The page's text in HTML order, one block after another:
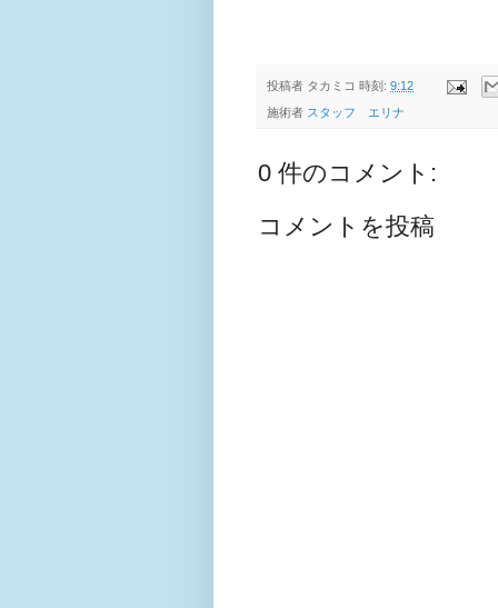
投稿者 タカミコ 時刻: 9:12
施術者 スタッフ エリナ
0 件のコメント:
コメントを投稿